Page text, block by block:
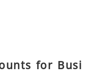
for Busi